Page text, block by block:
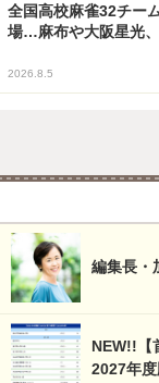
全国高校麻雀32チー
場…麻布や大阪星光
2026.8.5
編集長・
NEW!!【
2027年度